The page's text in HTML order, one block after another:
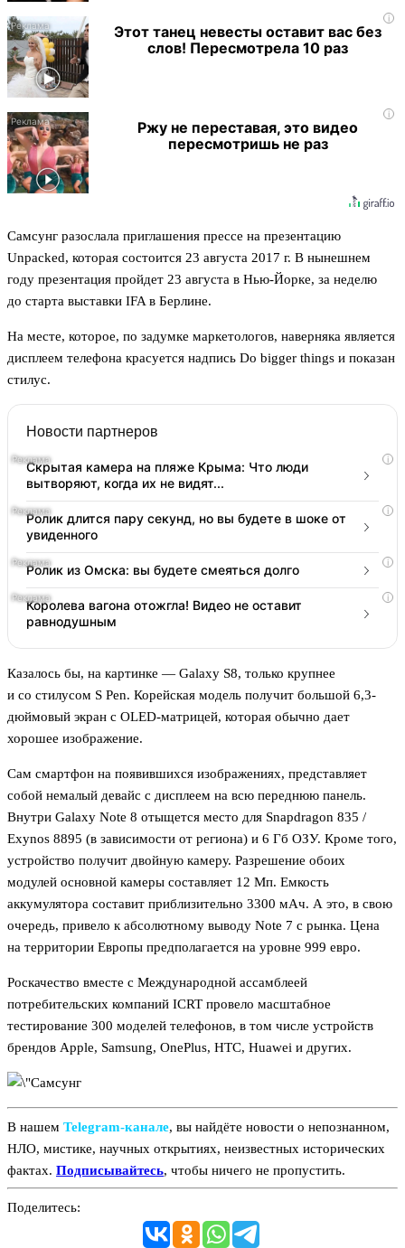
i
Этот танец невесты оставит вас без
слов! Пересмотрела 10 раз
i
Ржу не переставая, это видео
пересмотришь не раз
Самсунг разослала приглашения прессе на презентацию
Unpacked, которая состоится 23 августа 2017 г. В нынешнем
году презентация пройдет 23 августа в Нью-Йорке, за неделю
до старта выставки IFA в Берлине.
На месте, которое, по задумке маркетологов, наверняка является
дисплеем телефона красуется надпись Do bigger things и показан
стилус.
Новости партнеров
i
Скрытая камера на пляже Крыма: Что люди
вытворяют, когда их не видят...
i
Ролик длится пару секунд, но вы будете в шоке от
увиденного
i
Ролик из Омска: вы будете смеяться долго
i
Королева вагона отожгла! Видео не оставит
равнодушным
Казалось бы, на картинке — Galaxy S8, только крупнее
и со стилусом S Pen. Корейская модель получит большой 6,3-
дюймовый экран с OLED-матрицей, которая обычно дает
хорошее изображение.
Сам смартфон на появившихся изображениях, представляет
собой немалый девайс с дисплеем на всю переднюю панель.
Внутри Galaxy Note 8 отыщется место для Snapdragon 835 /
Exynos 8895 (в зависимости от региона) и 6 Гб ОЗУ. Кроме того,
устройство получит двойную камеру. Разрешение обоих
модулей основной камеры составляет 12 Мп. Емкость
аккумулятора составит приблизительно 3300 мАч. А это, в свою
очередь, привело к абсолютному выводу Note 7 с рынка. Цена
на территории Европы предполагается на уровне 999 евро.
Роскачество вместе с Международной ассамблеей
потребительских компаний ICRT провело масштабное
тестирование 300 моделей телефонов, в том числе устройств
брендов Apple, Samsung, OnePlus, HTC, Huawei и других.
В нашем Telegram‑канале, вы найдёте новости о непознанном,
НЛО, мистике, научных открытиях, неизвестных исторических
фактах. Подписывайтесь, чтобы ничего не пропустить.
Поделитесь: